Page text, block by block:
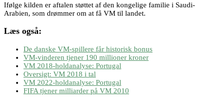
Ifølge kilden er aftalen støttet af den kongelige familie i Saudi-
Arabien, som drømmer om at få VM til landet.
Læs også:
De danske VM-spillere får historisk bonus
VM-vinderen tjener 190 millioner kroner
VM 2018-holdanalyse: Portugal
Oversigt: VM 2018 i tal
VM 2022-holdanalyse: Portugal
FIFA tjener milliarder på VM 2010